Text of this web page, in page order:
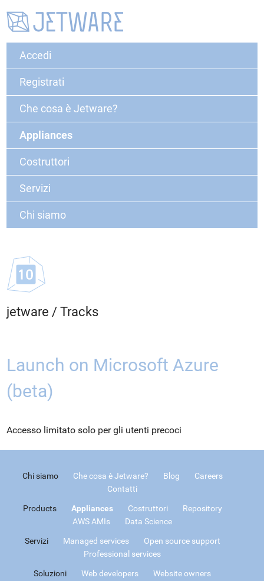
Accedi
Registrati
Che cosa è Jetware?
Appliances
Costruttori
Servizi
Chi siamo
jetware / Tracks
Launch on Microsoft Azure
(beta)
Accesso limitato solo per gli utenti precoci
Chi siamo Che cosa è Jetware? Blog
Careers
Contatti
Products Appliances Costruttori
Repository
AWS AMIs
Data Science
Servizi Managed services
Open source support
Professional services
Soluzioni Web developers
Website owners